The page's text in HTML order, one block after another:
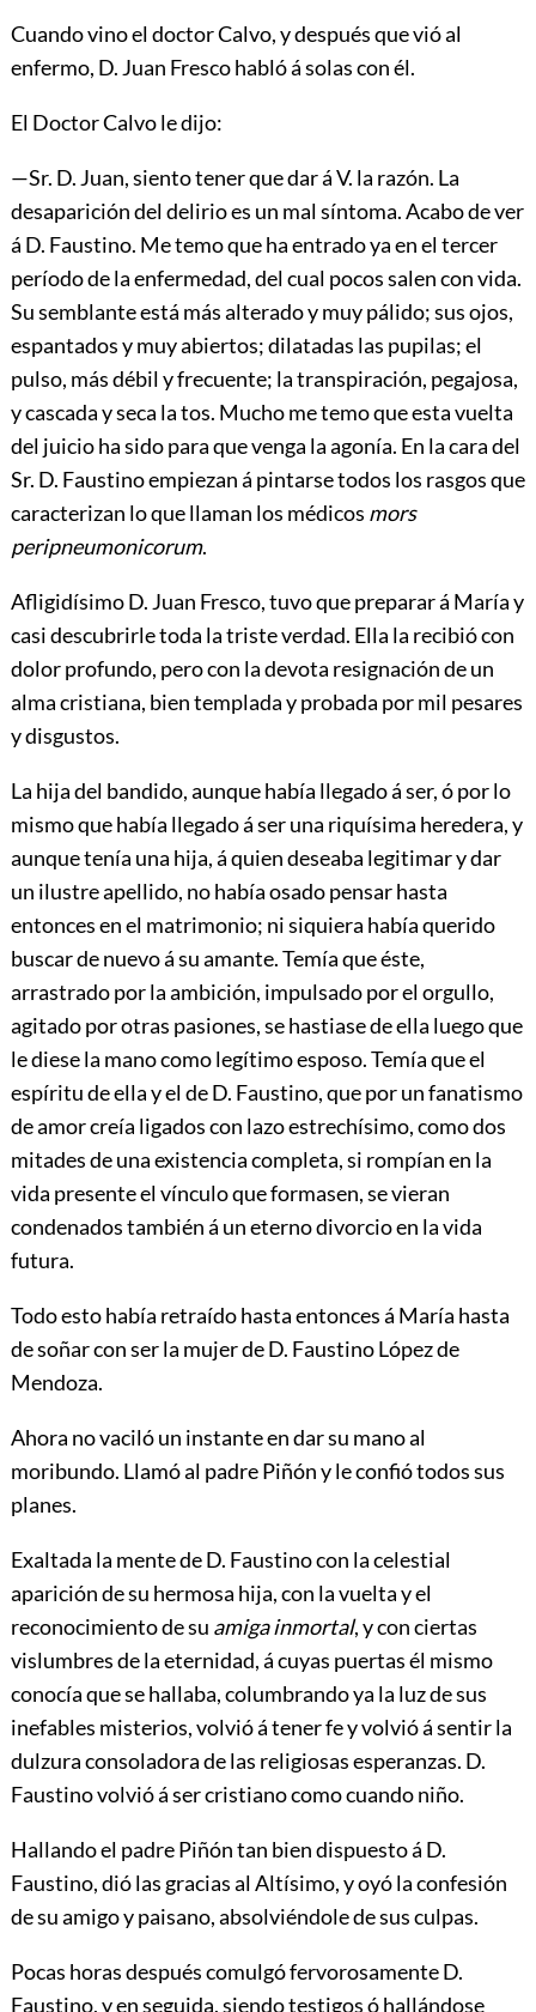
Cuando vino el doctor Calvo, y después que vió al
enfermo, D. Juan Fresco habló á solas con él.
El Doctor Calvo le dijo:
—Sr. D. Juan, siento tener que dar á V. la razón. La
desaparición del delirio es un mal síntoma. Acabo de ver
á D. Faustino. Me temo que ha entrado ya en el tercer
período de la enfermedad, del cual pocos salen con vida.
Su semblante está másalterado y muy pálido; sus ojos,
espantados y muy abiertos; dilatadas las pupilas; el
pulso, más débil y frecuente; la transpiración, pegajosa,
y cascada y seca la tos. Mucho me temo que esta vuelta
del juicio ha sido para que venga la agonía. En la cara del
Sr. D. Faustino empiezan á pintarse todos los rasgos que
caracterizan lo que llaman los médicos mors
peripneumonicorum.
Afligidísimo D. Juan Fresco, tuvo que preparar á María y
casi descubrirle toda la triste verdad. Ella la recibió con
dolor profundo, pero con la devota resignación de un
alma cristiana, bien templada y probada por mil pesares
y disgustos.
La hija del bandido, aunque había llegado á ser, ó por lo
mismo que había llegado á ser una riquísima heredera, y
aunque tenía una hija, á quien deseaba legitimar y dar
un ilustre apellido, no había osado pensar hasta
entonces en el matrimonio; ni siquiera había querido
buscar de nuevo á su amante. Temía que éste,
arrastrado por la ambición, impulsado por el orgullo,
agitado por otras pasiones, se hastiase de ella luego que
le diese la mano como legítimo esposo. Temía que el
espíritu de ella y el de D. Faustino, que por un fanatismo
de amor creía ligados con lazo estrechísimo, como dos
mitades de una existencia completa, si rompían en la
vida presente el vínculo que formasen, se vieran
condenados también á un eterno divorcio en la vida
futura.
Todo esto había retraído hasta entonces á María hasta
de soñar con ser la mujer de D. Faustino López de
Mendoza.
Ahora no vaciló un instante en dar su mano al
moribundo. Llamó al padre Piñón y le confió todos sus
planes.
Exaltada la mente de D. Faustino con la celestial
aparición de su hermosa hija, con la vuelta y el
reconocimiento de su amiga inmortal, y con ciertas
vislumbres de la eternidad, á cuyas puertas él mismo
conocía que se hallaba, columbrando ya la luz de sus
inefables misterios, volvió á tener fe y volvió á sentir la
dulzura consoladora de las religiosas esperanzas. D.
Faustino volvió á ser cristiano como cuando niño.
Hallando el padre Piñón tan bien dispuesto á D.
Faustino, dió las gracias al Altísimo, y oyó la confesión
de su amigo y paisano, absolviéndole de sus culpas.
Pocas horas después comulgó fervorosamente D.
Faustino, y en seguida, siendo testigos ó hallándose